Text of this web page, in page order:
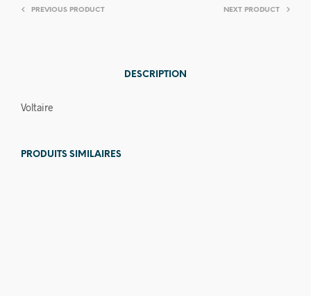
PREVIOUS PRODUCT NEXT PRODUCT
DESCRIPTION
Voltaire
PRODUITS SIMILAIRES